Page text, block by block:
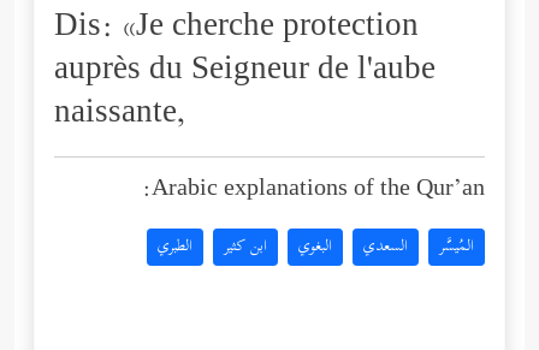
Dis: «Je cherche protection
auprès du Seigneur de l'aube
naissante,
Arabic explanations of the Qur’an:
المُيسَّر السعدي البغوي ابن كثير الطبري